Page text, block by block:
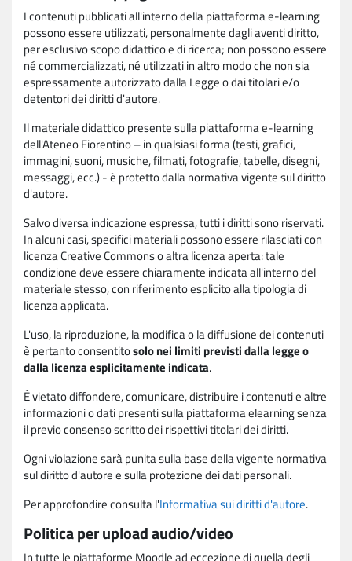
I contenuti pubblicati all'interno della piattaforma e-learning
possono essere utilizzati, personalmente dagli aventi diritto,
per esclusivo scopo didattico e di ricerca; non possono essere
né commercializzati, né utilizzati in altro modo che non sia
espressamente autorizzato dalla Legge o dai titolari e/o
detentori dei diritti d'autore.
Il materiale didattico presente sulla piattaforma e-learning
dell'Ateneo Fiorentino – in qualsiasi forma (testi, grafici,
immagini, suoni, musiche, filmati, fotografie, tabelle, disegni,
messaggi, ecc.) - è protetto dalla normativa vigente sul diritto
d'autore.
Salvo diversa indicazione espressa, tutti i diritti sono riservati.
In alcuni casi, specifici materiali possono essere rilasciati con
licenza Creative Commons o altra licenza aperta: tale
condizione deve essere chiaramente indicata all'interno del
materiale stesso, con riferimento esplicito alla tipologia di
licenza applicata.
L'uso, la riproduzione, la modifica o la diffusione dei contenuti
è pertanto consentitosolo nei limiti previsti dalla legge o
dalla licenza esplicitamente indicata.
È vietato diffondere, comunicare, distribuire i contenuti e altre
informazioni o dati presenti sulla piattaforma elearning senza
il previo consenso scritto dei rispettivi titolari dei diritti.
Ogni violazione sarà punita sulla base della vigente normativa
sul diritto d'autore e sulla protezione dei dati personali.
Per approfondire consulta l'Informativa sui diritti d'autore.
Politica per upload audio/video
In tutte le piattaforme Moodle ad eccezione di quella degli